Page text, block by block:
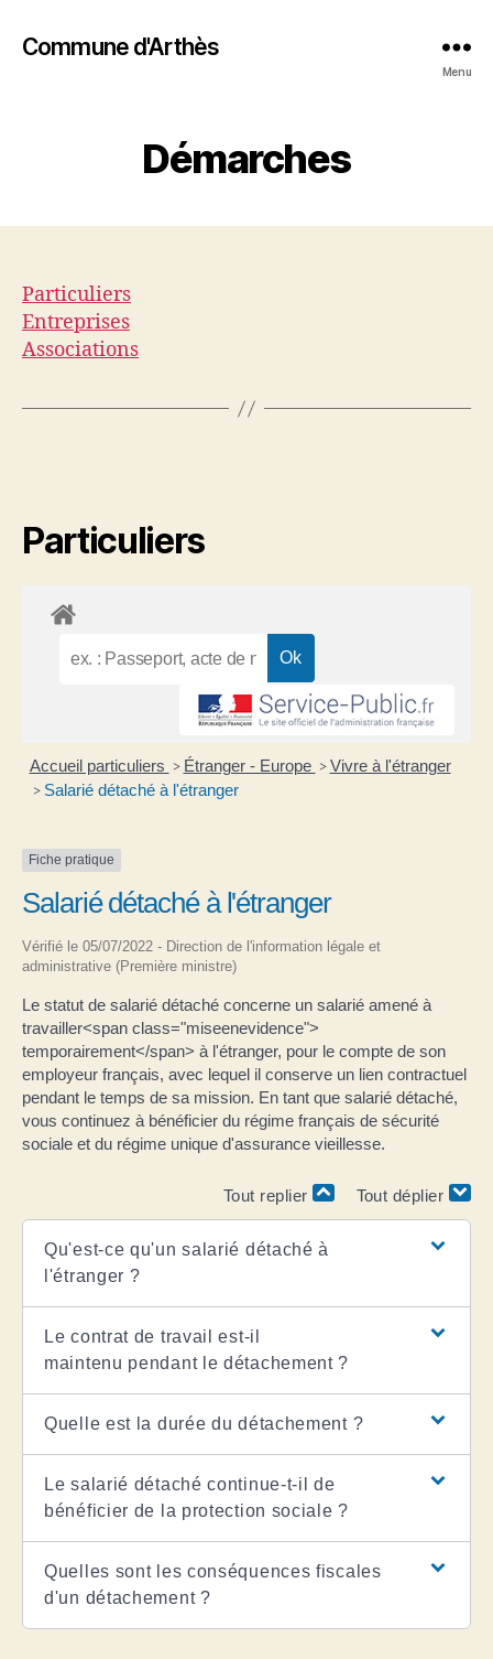
Commune d'Arthès
Menu
Démarches
Particuliers
Entreprises
Associations
Particuliers
Accueil particuliers > Étranger - Europe > Vivre à l'étranger
> Salarié détaché à l'étranger
Fiche pratique
Salarié détaché à l'étranger
Vérifié le 05/07/2022 - Direction de l'information légale et
administrative (Première ministre)
Le statut de salarié détaché concerne un salarié amené à
travailler<span class="miseenevidence">
temporairement</span> à l'étranger, pour le compte de son
employeur français, avec lequel il conserve un lien contractuel
pendant le temps de sa mission. En tant que salarié détaché,
vous continuez à bénéficier du régime français de sécurité
sociale et du régime unique d'assurance vieillesse.
Tout replier Tout déplier
Qu'est-ce qu'un salarié détaché à
l'étranger ?
Le contrat de travail est-il
maintenu pendant le détachement ?
Quelle est la durée du détachement ?
Le salarié détaché continue-t-il de
bénéficier de la protection sociale ?
Quelles sont les conséquences fiscales
d'un détachement ?